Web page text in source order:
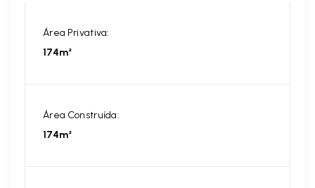
Área Privativa:
174m²
Área Construída:
174m²